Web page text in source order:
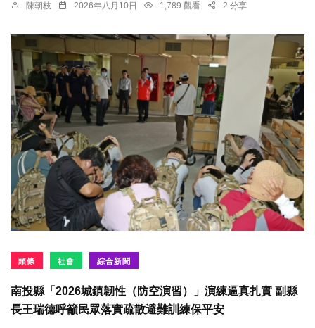
陳朝枝 2026年八月10日 1,789 觀看 2 分享
頭條 社會 綜合新聞
南投縣「2026城鎮韌性（防空演習）」演練逼真扎實 副縣
長王瑞德呼籲民眾落實疏散避難訓練保平安